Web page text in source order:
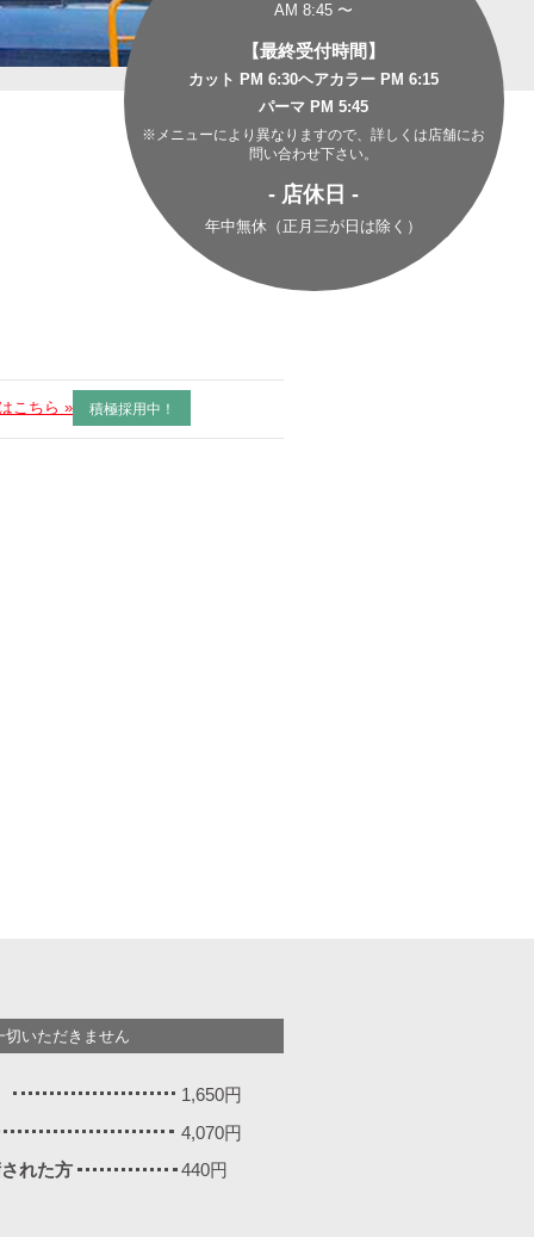
AM 8:45 〜
【最終受付時間】
カット PM 6:30ヘアカラー PM 6:15
パーマ PM 5:45
※メニューにより異なりますので、詳しくは店舗にお
問い合わせ下さい。
- 店休日 -
年中無休（正月三が日は除く）
こちら » 積極採用中！
切いただきません
1,650円
4,070円
れた方
440円